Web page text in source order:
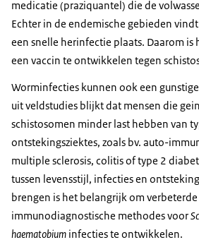
medicatie (praziquantel) die de
Echter in de endemische gebieden
een snelle herinfectie plaats. Daarom is
een vaccin te ontwikkelen tegen
Worminfecties kunnen ook een
uit veldstudies blijkt dat mensen die
schistosomen minder last hebben van
ontstekingsziektes, zoals bv. auto-
multiple sclerosis, colitis of type 2
tussen levensstijl, infecties en
brengen is het belangrijk om
immunodiagnostische methodes voor
haematobium infecties te ontwikkelen.